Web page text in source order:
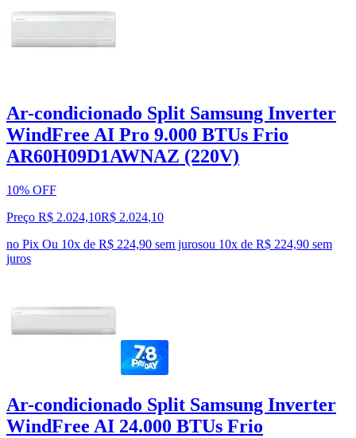
Ar-condicionado Split Samsung Inverter
WindFree AI Pro 9.000 BTUs Frio
AR60H09D1AWNAZ (220V)
10% OFF
Preço R$ 2.024,10R$ 2.024,10
no Pix Ou 10x de R$ 224,90 sem jurosou 10x de R$ 224,90 sem
juros
Ar-condicionado Split Samsung Inverter
WindFree AI 24.000 BTUs Frio